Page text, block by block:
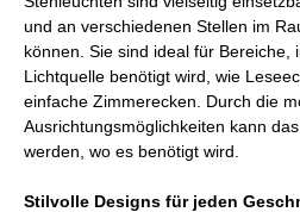
und an verschiedenen Stellen im
können. Sie sind ideal für Bereiche,
Lichtquelle benötigt wird, wie
einfache Zimmerecken. Durch die
Ausrichtungsmöglichkeiten kann
werden, wo es benötigt wird.
Stilvolle Designs für jeden